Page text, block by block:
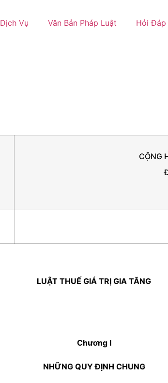
Dịch Vụ Văn Bản Pháp Luật Hỏi Đáp
CỘNG
LUẬT THUẾ GIÁ TRỊ GIA TĂNG
Chương I
NHỮNG QUY ĐỊNH CHUNG